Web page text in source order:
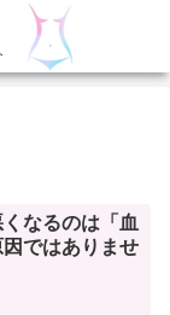
なるのは「血
ではありませ